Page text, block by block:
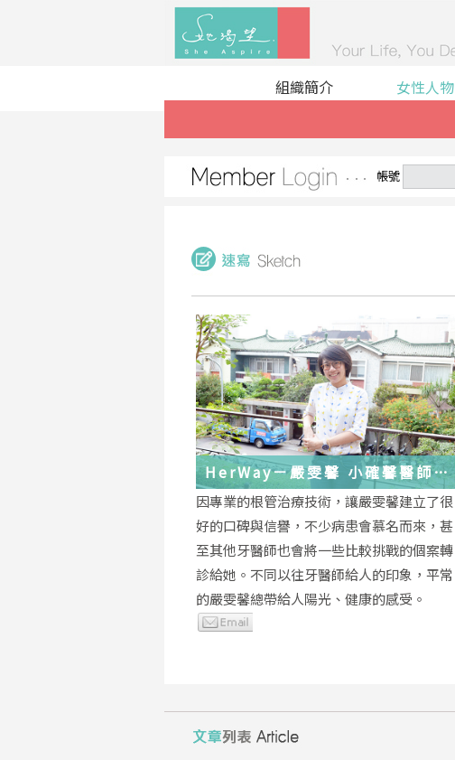
組織簡介
女性人物
帳號
HerWay－嚴雯馨 小確馨醫師
的根管治療小確幸
因專業的根管治療技術，讓嚴雯馨建立了很
好的口碑與信譽，不少病患會慕名而來，甚
至其他牙醫師也會將一些比較挑戰的個案轉
診給她。不同以往牙醫師給人的印象，平常
的嚴雯馨總帶給人陽光、健康的感受。